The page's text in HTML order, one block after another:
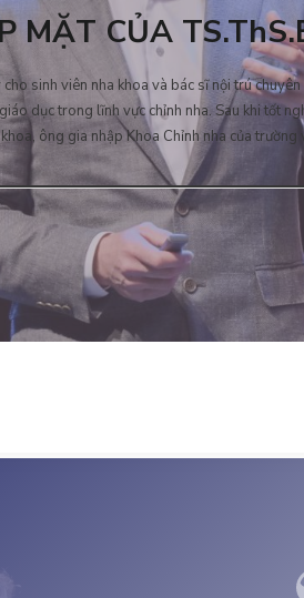
MẶT CỦA
sinh viên nha khoa và bác sĩ nội trú
dục trong lĩnh vực chỉnh nha. Sau khi tốt
ông gia nhập Khoa Chỉnh nha của